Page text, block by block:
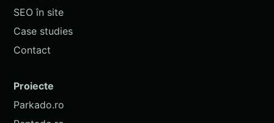
SEO în site
Case studies
Contact
Proiecte
Parkado.ro